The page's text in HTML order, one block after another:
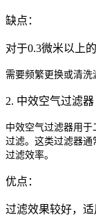
缺点：
对于0.3微米以上
需要频繁更换或清洗
2. 中效空气过滤器
中效空气过滤器用
过滤。这类过滤器通
过滤效率。
优点：
过滤效果较好，适